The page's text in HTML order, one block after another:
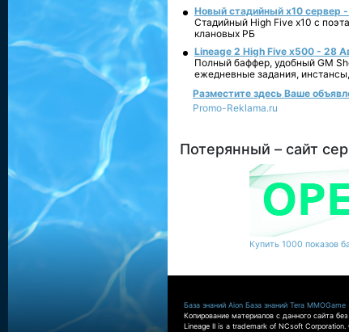
Новый стадийный х10 сервер -
Стадийный High Five x10 с
клановых РБ
Lineage 2 High Five x500 - 28
Полный баффер, удобный GM
ежедневные задания,
Разместите здесь Ваше
Promo-Reklama.ru
Потерянный – сайт
Купить 1000 показов
База знаний Aion База знаний Tera MMOGame
Копирование материалов с данного сайта
Lineage II is a trademark of NCsoft